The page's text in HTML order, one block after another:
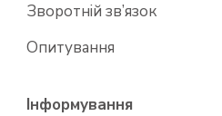
Зворотній зв’язок
Опитування
Інформування